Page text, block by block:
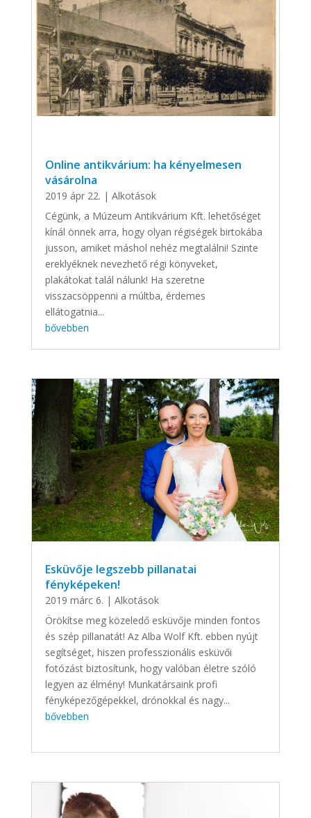
Online antikvárium: ha kényelmesen
vásárolna
2019 ápr 22. | Alkotások
Cégünk, a Múzeum Antikvárium Kft. lehetőséget
kínál önnek arra, hogy olyan régiségek birtokába
jusson, amiket máshol nehéz megtalálni! Szinte
ereklyéknek nevezhető régi könyveket,
plakátokat talál nálunk! Ha szeretne
visszacsöppenni a múltba, érdemes
ellátogatnia...
bővebben
Esküvője legszebb pillanatai
fényképeken!
2019 márc 6. | Alkotások
Örökítse meg közeledő esküvője minden fontos
és szép pillanatát! Az Alba Wolf Kft. ebben nyújt
segítséget, hiszen professzionális esküvői
fotózást biztosítunk, hogy valóban életre szóló
legyen az élmény! Munkatársaink profi
fényképezőgépekkel, drónokkal és nagy...
bővebben